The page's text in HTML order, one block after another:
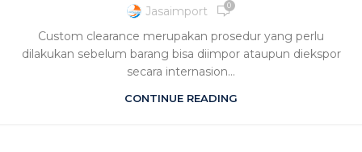
Jasaimport 0
Custom clearance merupakan prosedur yang perlu
dilakukan sebelum barang bisa diimpor ataupun diekspor
secara internasion...
CONTINUE READING